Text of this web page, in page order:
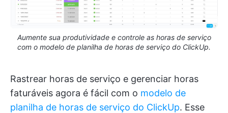
Aumente sua produtividade e controle as horas de serviço
com o modelo de planilha de horas de serviço do ClickUp.
Rastrear horas de serviço e gerenciar horas
faturáveis agora é fácil com o modelo de
planilha de horas de serviço do ClickUp. Esse